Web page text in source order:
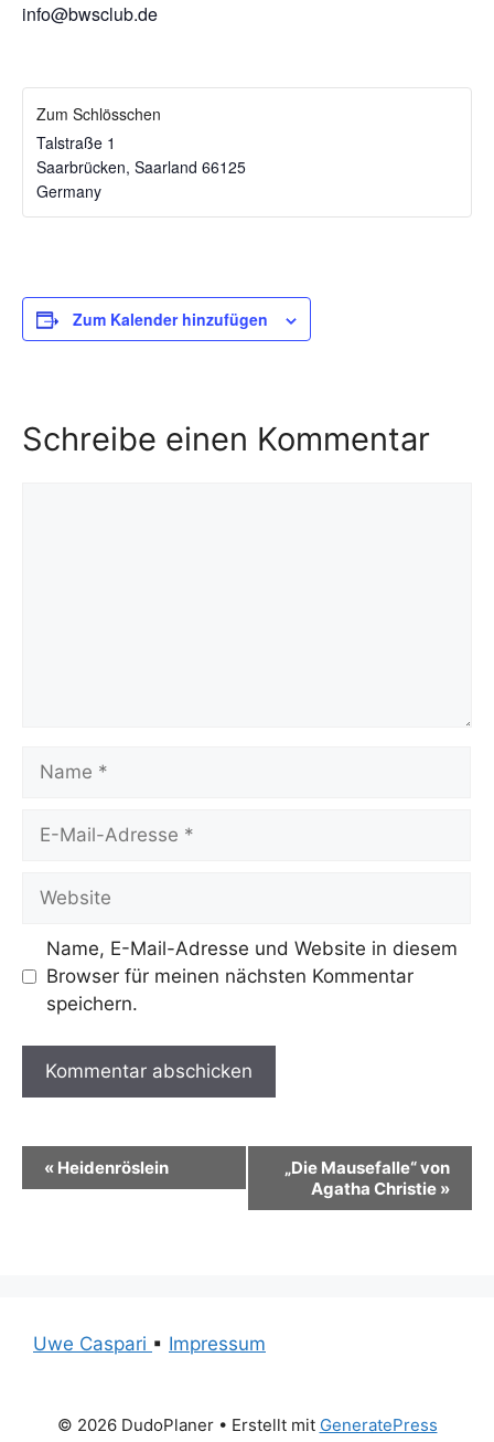
info@bwsclub.de
Zum Schlösschen
Talstraße 1
Saarbrücken, Saarland 66125
Germany
Zum Kalender hinzufügen
Schreibe einen Kommentar
Mail-
Name, E-Mail-Adresse und Website in diesem
Browser für meinen nächsten Kommentar
speichern.
l
e
s
« Heidenröslein
„Die Mausefalle“ von
Agatha Christie »
Uwe Caspari ▪ Impressum
© 2026 DudoPlaner• Erstellt mit GeneratePress